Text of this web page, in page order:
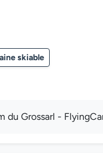
skiable
Grossarl -